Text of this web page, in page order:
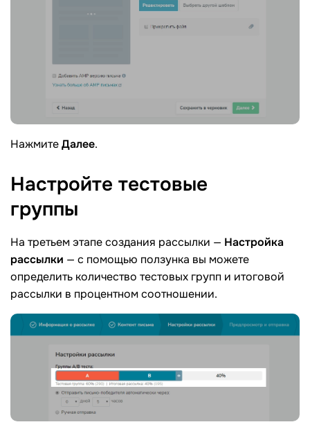
НажмитеДалее.
Настройте тестовые
группы
На третьем этапе создания рассылки — Настройка
рассылки — с помощью ползунка вы можете
определить количество тестовых групп и итоговой
рассылки в процентном соотношении.